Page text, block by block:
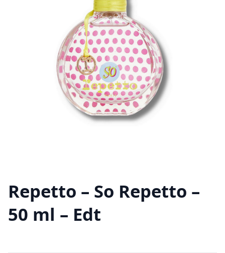
Repetto – So Repetto –
50 ml – Edt